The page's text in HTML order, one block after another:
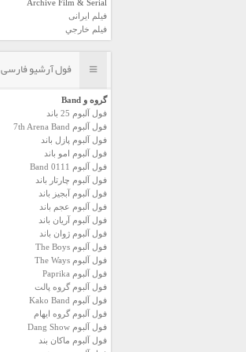
Archive Film & Serial
فیلم ایرانی
فیلم خارجي
فول آرشیو فارسی
گروه و Band
فول آلبوم 25 باند
فول آلبوم 7th Arena Band
فول آلبوم پازل باند
فول آلبوم امو باند
فول آلبوم 0111 Band
فول آلبوم چارتار باند
فول آلبوم آبجيز باند
فول آلبوم عجم باند
فول آلبوم آريان باند
فول آلبوم ژوان باند
فول آلبوم The Boys
فول آلبوم The Ways
فول آلبوم Paprika
فول آلبوم گروه پالت
فول آلبوم Kako Band
فول آلبوم گروه ایهام
فول آلبوم Dang Show
فول آلبوم ماکان بند